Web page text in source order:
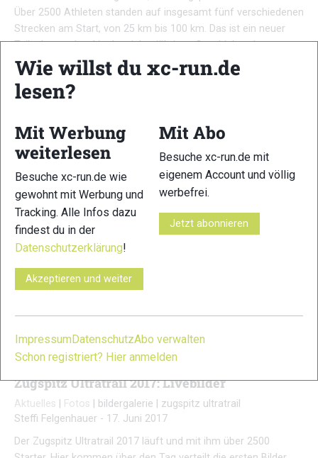
Über 2500 Athleten standen auf insgesamt fünf verschiedenen
Strecken am Start, von 25 km bis 100 km. Das ist ein neuer
Teilnehmerrekord in der siebenjährigen Geschichte des, von
Plan B wie immer rundum perfekt organisierten Großevents.
Auch das Wetter
Weiter …
Zugspitz Ultratrail 2017: Livebilder
Aktuelles Fotos bildergalerie
zugspitz ultratrail
Steffi Felgenhauer - 17. Juni 2017
Der Zugspitz Ultratrail 2017 läuft und mit ihm über 2500
Wie willst du xc-run.de
lesen?
Mit Werbung
weiterlesen
Besuche xc-run.de wie
gewohnt mit Werbung und
Tracking. Alle Infos dazu
findest du in der
Datenschutzerklärung!
Akzeptieren und weiter
Mit Abo
Besuche xc-run.de mit
eigenem Account und völlig
werbefrei.
Jetzt abonnieren
ImpressumDatenschutzAbo verwalten
Schon registriert? Hier anmelden